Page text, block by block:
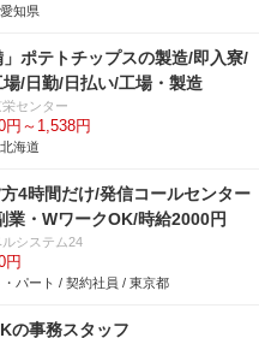
知県
」ポテトチップスの製造/即入寮/
/日勤/日払い/工場・製造
センター
円～1,538円
海道
4時間だけ/発信コールセンター
業・WワークOK/時給2000円
システム24
円
パート / 契約社員 / 東京都
の事務スタッフ